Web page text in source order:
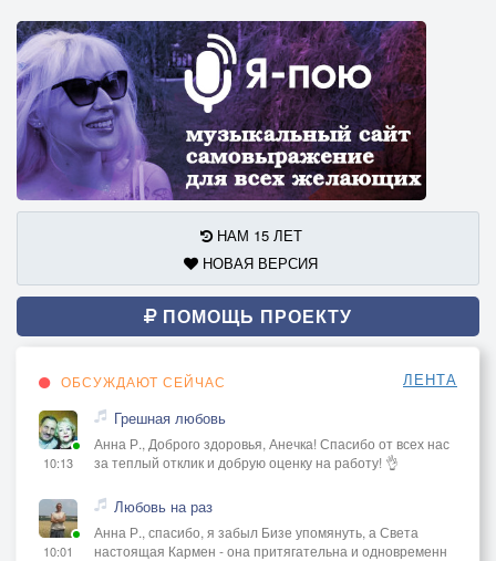
НАМ 15 ЛЕТ
НОВАЯ ВЕРСИЯ
ПОМОЩЬ ПРОЕКТУ
ОБСУЖДАЮТ СЕЙЧАС ЛЕНТА
10:13
Грешная любовь
Анна Р., Доброго здоровья, Анечка! Спасибо от всех нас
за теплый отклик и добрую оценку на работу! 👌
10:01
Любовь на раз
Анна Р., спасибо, я забыл Бизе упомянуть, а Света
настоящая Кармен - она притягательна и одновременн